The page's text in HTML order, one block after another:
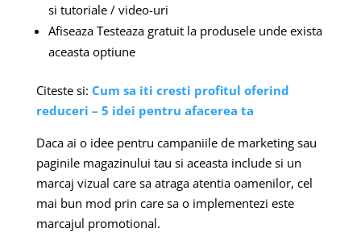
si tutoriale / video-uri
Afiseaza Testeaza gratuit la produsele unde exista
aceasta optiune
Citeste si: Cum sa iti cresti profitul oferind
reduceri – 5 idei pentru afacerea ta
Daca ai o idee pentru campaniile de marketing sau
paginile magazinului tau si aceasta include si un
marcaj vizual care sa atraga atentia oamenilor, cel
mai bun mod prin care sa o implementezi este
marcajul promotional.